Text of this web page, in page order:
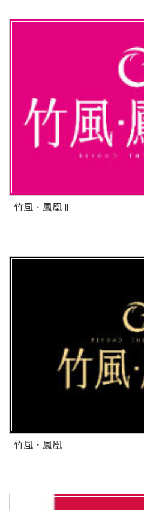
竹風．鳳凰 Ⅱ
竹風．鳳凰